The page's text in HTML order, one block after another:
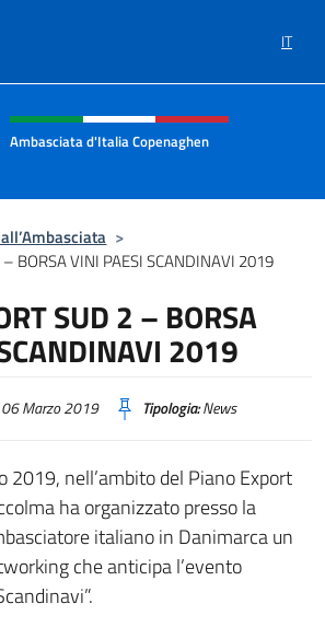
IT
sito, social e menù
Ambasciata d'Italia Copenaghen
>
BORSA VINI PAESI SCANDINAVI 2019
SUD 2 – BORSA
2019
Marzo 2019 Tipologia:News
2019, nell’ambito del Piano Export
ha organizzato presso la
italiano in Danimarca un
che anticipa l’evento